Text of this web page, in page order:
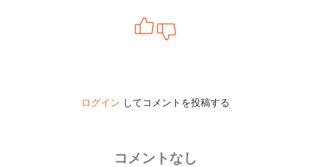
ログイン してコメントを投稿する
コメントなし